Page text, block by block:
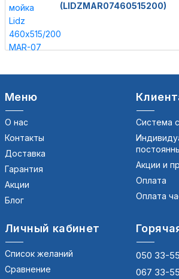
(LIDZMAR07460515200)
Меню
О нас
Контакты
Доставка
Гарантия
Акции
Блог
Система
Акции и
Оплата
Оплата
Личный кабинет
Список желаний
Сравнение
050 33-
067 33-